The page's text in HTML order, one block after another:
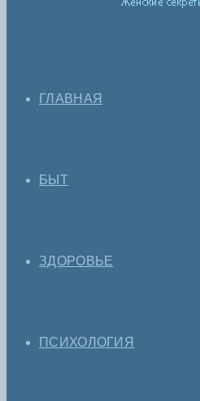
ГЛАВНАЯ
БЫТ
ЗДОРОВЬЕ
ПСИХОЛОГИЯ